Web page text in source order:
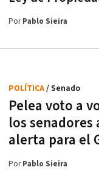
PorPablo Sieira
Pelea voto a
los senadores
alerta para el
POLÍTICA/ Senado
PorPablo Sieira